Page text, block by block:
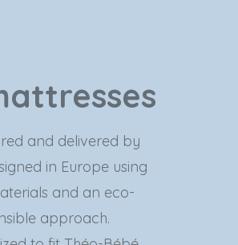
and delivered by
in Europe using
and an eco-
approach.